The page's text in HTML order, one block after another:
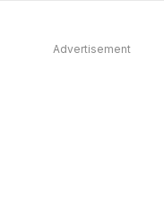
Advertisement